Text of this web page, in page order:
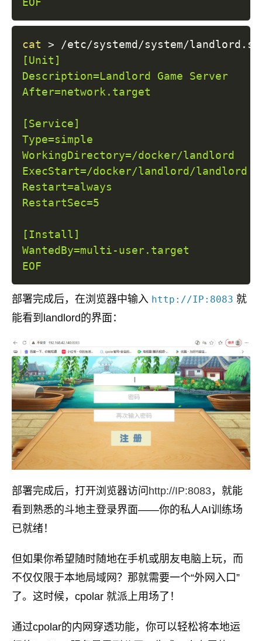
cat > /etc/systemd/system/
[Unit]
Description=Landlord Game Server
After=network.target
[Service]
Type=simple
WorkingDirectory=/docker/landlord
ExecStart=/docker/landlord/landlord
Restart=always
RestartSec=5
[Install]
WantedBy=multi-user.target
EOF
部署完成后，在浏览器中输入 http://IP:8083 就
能看到landlord的界面：
部署完成后，打开浏览器访问 http://IP:8083，就能
看到熟悉的斗地主登录界面——你的私人AI训练场
已就绪！
但如果你希望随时随地在手机或朋友电脑上玩，而
不仅仅限于本地局域网？那就需要一个“外网入口”
了。这时候，cpolar 就派上用场了！
通过cpolar的内网穿透功能，你可以轻松将本地运